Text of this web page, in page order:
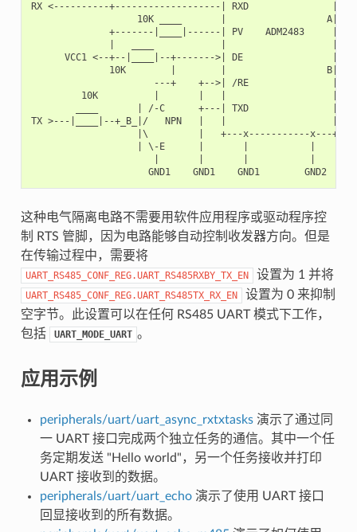
RX <----------+-------------------| RXD               |
10K ____       |
+-------|____|------| PV    ADM2483     |
VCC1 <--+--|____|--+------->| DE                |
10K        |        |
---+    +-->| /RE               |
10K          |       |   |                   |
____       | /-C      +---| TXD               |
TX >---|____|--+_B_|/   NPN   |   |
|\         |   +---x-----------x---+
| \-E      |       |           |
这种电气隔离电路不需要用软件应用程序或驱动程序控
制 RTS 管脚，因为电路能够自动控制收发器方向。但是
在传输过程中，需要将
UART_RS485_CONF_REG.UART_RS485RXBY_TX_EN 设置为 1 并将
UART_RS485_CONF_REG.UART_RS485TX_RX_EN
设置为 0 来抑制
空字节。此设置可以在任何 RS485 UART 模式下工作，
包括
UART_MODE_UART 。
应用示例
peripherals/uart/uart_async_rxtxtasks演示了通过同
一 UART 接口完成两个独立任务的通信。其中一个任
务定期发送 "Hello world"，另一个任务接收并打印
UART 接收到的数据。
peripherals/uart/uart_echo演示了使用 UART 接口
回显接收到的所有数据。